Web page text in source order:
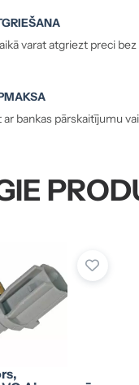
varat atgriezt preci
ar bankas pārskaitījumu